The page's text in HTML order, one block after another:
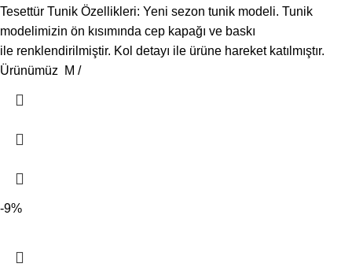
Tesettür Tunik Özellikleri: Yeni sezon tunik modeli. Tunik
modelimizin ön kısımında cep kapağı ve baskı
ile renklendirilmiştir. Kol detayı ile ürüne hareket katılmıştır.
Ürünümüz M /
-9%